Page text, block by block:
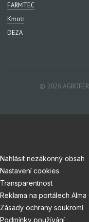
FARMTEC
Kmotr
DEZA
© 2026
Nahlásit nezákonný obsah
Nastavení cookies
Transparentnost
Reklama na portálech Alma
Zásady ochrany soukromí
Podmínky používání